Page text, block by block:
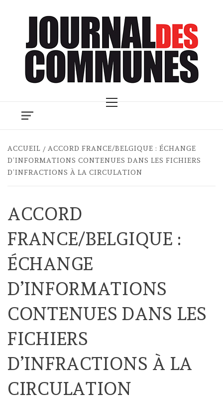
Menu
ACCUEIL
ACCORD FRANCE/BELGIQUE : ÉCHANGE
D’INFORMATIONS CONTENUES DANS LES FICHIERS
D’INFRACTIONS À LA CIRCULATION
ACCORD
FRANCE/BELGIQUE :
ÉCHANGE
D’INFORMATIONS
CONTENUES DANS LES
FICHIERS
D’INFRACTIONS À LA
CIRCULATION